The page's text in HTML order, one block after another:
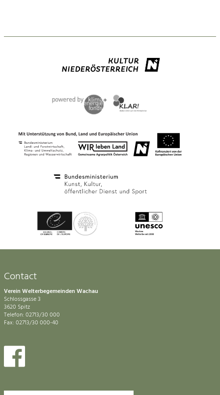
Contact
Verein Welterbegemeinden Wachau
Schlossgasse 3
3620 Spitz
Telefon: 02713/30 000
Fax: 02713/30 000-40